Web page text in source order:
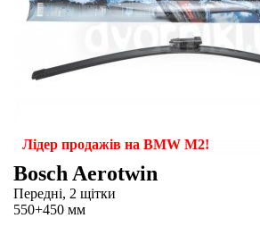
Лідер продажів на BMW M2!
Bosch Aerotwin
Передні, 2 щітки
550+450 мм